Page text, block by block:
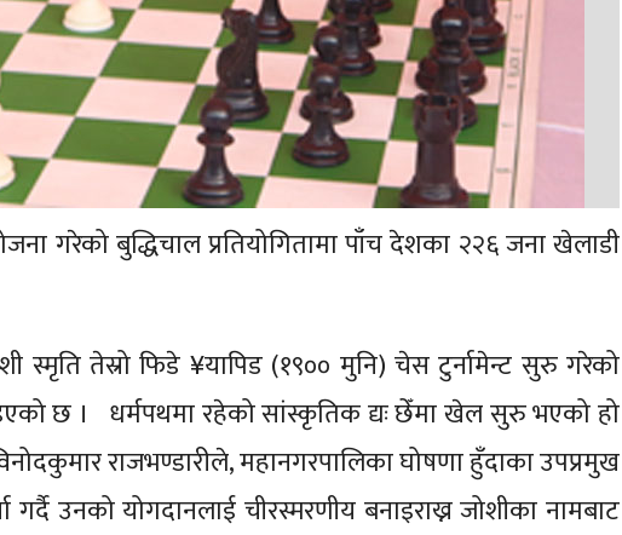
गरेको बुद्धिचाल प्रतियोगितामा पाँच देशका २२६ जना खेलाडी
स्मृति तेस्रो फिडे ¥यापिड (१९०० मुनि) चेस टुर्नामेन्ट सुरु गरेको
छ । धर्मपथमा रहेको सांस्कृतिक द्यः छेँमा खेल सुरु भएको हो
राजभण्डारीले, महानगरपालिका घोषणा हुँदाका उपप्रमुख
गर्दै उनको योगदानलाई चीरस्मरणीय बनाइराख्न जोशीका नामबाट